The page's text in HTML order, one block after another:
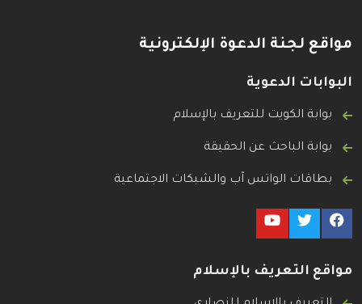
مواقع لجنة الدعوة الإلكترونية
البوابات الدعوية
بوابة الكويت للتعريف بالإسلام
بوابة الباحث عن الحقيقة
بطاقات الواتس آب والشبكات الاجتماعية
مواقع التعريف بالإسلام